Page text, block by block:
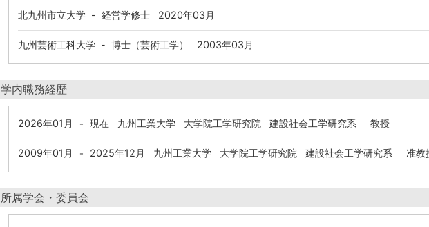
北九州市立大学 - 経営学修士 2020年03月
九州芸術工科大学 - 博士（芸術工学） 2003年03月
学内職務経歴
2026年01月 - 現在 九州工業大学 大学院工学研究院 建設社会工学研究系 教授
2009年01月 - 2025年12月 九州工業大学 大学院工学研究院 建設社会工学研究系 准教
所属学会・委員会